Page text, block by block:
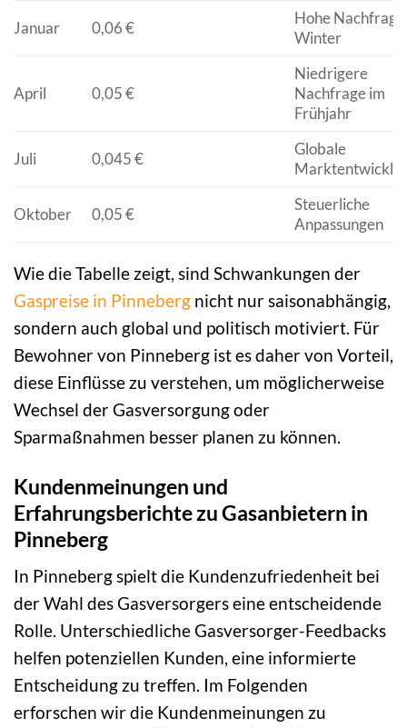
Januar 0,06 €
Hohe
Winter
April 0,05 €
Niedrigere
Nachfrage im
Frühjahr
Juli 0,045 €
Globale
Oktober 0,05 €
Steuerliche
Anpassungen
Wie die Tabelle zeigt, sind Schwankungen der
Gaspreise in Pinneberg nicht nur saisonabhängig,
sondern auch global und politisch motiviert. Für
Bewohner von Pinneberg ist es daher von Vorteil,
diese Einflüsse zu verstehen, um möglicherweise
Wechsel der Gasversorgung oder
Sparmaßnahmen besser planen zu können.
Kundenmeinungen und
Erfahrungsberichte zu Gasanbietern in
Pinneberg
In Pinneberg spielt die Kundenzufriedenheit bei
der Wahl des Gasversorgers eine entscheidende
Rolle. Unterschiedliche Gasversorger-Feedbacks
helfen potenziellen Kunden, eine informierte
Entscheidung zu treffen. Im Folgenden
erforschen wir die Kundenmeinungen zu